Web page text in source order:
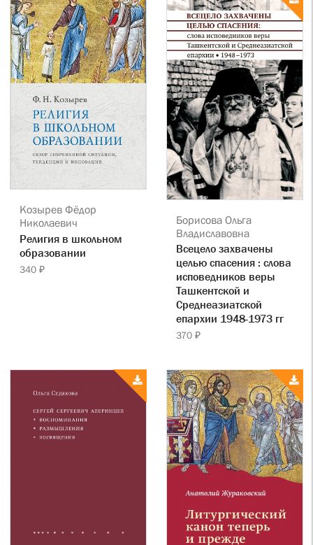
Козырев Фёдор
Николаевич
Религия в школьном
образовании
340 ₽
Борисова Ольга
Владиславовна
Всецело захвачены
целью спасения : слова
исповедников веры
Ташкентской и
Среднеазиатской
епархии 1948-1973 гг
370 ₽